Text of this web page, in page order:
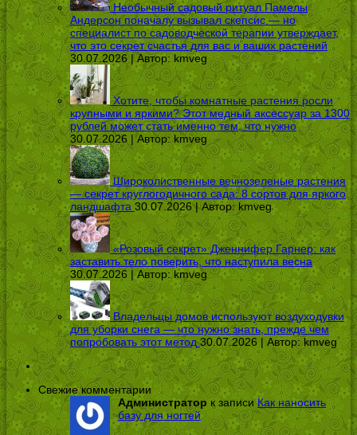
Необычный садовый ритуал Памелы
Андерсон поначалу вызывал скепсис — но
специалист по садоводческой терапии утверждает,
что это секрет счастья для вас и ваших растений
30.07.2026 | Автор: kmveg
Хотите, чтобы комнатные растения росли
крупными и яркими? Этот медный аксессуар за 1300
рублей может стать именно тем, что нужно
30.07.2026 | Автор:kmveg
Широколиственные вечнозеленые растения
— секрет круглогодичного сада: 8 сортов для яркого
ландшафта 30.07.2026 | Автор:kmveg
«Розовый секрет» Дженнифер Гарнер: как
заставить тело поверить, что наступила весна
30.07.2026 | Автор: kmveg
Владельцы домов используют воздуходувки
для уборки снега — что нужно знать, прежде чем
попробовать этот метод 30.07.2026 | Автор:kmveg
Свежие комментарии
Администраторк записиКак наносить
базу для ногтей